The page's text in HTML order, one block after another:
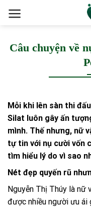
Câu chuyện về
Mỗi khi lên sàn thi
Silat luôn gây ấn
mình. Thế nhưng, nữ
tự tin với nụ cười vốn
tìm hiểu lý do vì sao
Nét đẹp quyến rũ
Nguyễn Thị Thúy là nữ
được nhiều người ưu ái